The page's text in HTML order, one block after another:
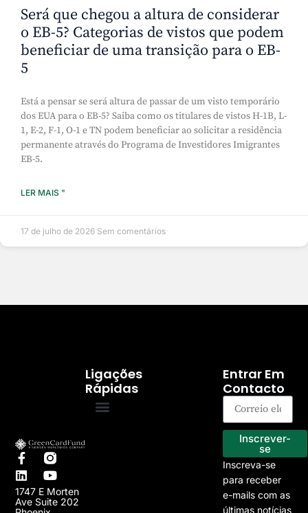
Será que chegou a altura de considerar
o EB-5? Categorias de vistos que podem
beneficiar de uma transição para o EB-
5
Está a pensar se será altura de passar de um visto temporário
dos EUA para o EB-5? Saiba como os titulares de vistos H-1B, L-
1, E-2, F-1, O-1 e TN podem beneficiar ao solicitar a residência
permanente através do Programa de Investidores Imigrantes
EB-5.
LER MAIS "
17 de julho de 2026 Sem comentários
1747 E Morten
Ave Suite 202
Ligações
Rápidas
Entrar Em
Contacto
Inscrever-
se
Inscreva-se
para receber
e-mails com as
últimas notícias